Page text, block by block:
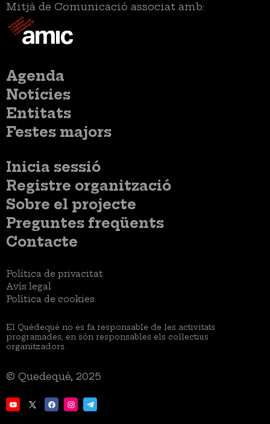
Mitjà de Comunicació associat amb:
Menú
principal
Agenda
Notícies
Entitats
Festes majors
Menú
del
compte
d'usuari
Inicia sessió
Menú
usuari
no
loggat
Registre organització
Menú
Peu
Sobre el projecte
Preguntes freqüents
Contacte
Menú
Legal
Política de privacitat
Avís legal
Política de cookies
El Quèdequè no es fa responsable de les activitats
programades; en són responsables els col·lectius
organitzadors.
© Quedequè, 2025